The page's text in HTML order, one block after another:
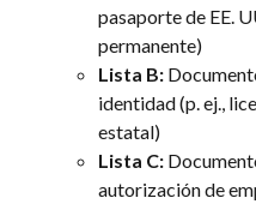
pasaporte de EE.
permanente)
Lista B:
identidad (p. ej.,
estatal)
Lista C:
autorización de